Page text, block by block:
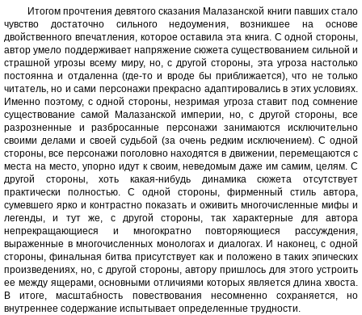
Итогом прочтения девятого сказания Малазанской книги павших стало
чувство достаточно сильного недоумения, возникшее на основе
двойственного впечатления, которое оставила эта книга. С одной стороны,
автор умело поддерживает напряжение сюжета существованием сильной и
страшной угрозы всему миру, но, с другой стороны, эта угроза настолько
постоянна и отдаленна (где-то и вроде бы приближается), что не только
читатель, но и сами персонажи прекрасно адаптировались в этих условиях.
Именно поэтому, с одной стороны, незримая угроза ставит под сомнение
существование самой Малазанской империи, но, с другой стороны, все
разрозненные и разбросанные персонажи занимаются исключительно
своими делами и своей судьбой (за очень редким исключением). С одной
стороны, все персонажи поголовно находятся в движении, перемещаются с
места на место, упорно идут к своим, неведомым даже им самим, целям. С
другой стороны, хоть какая-нибудь динамика сюжета отсутствует
практически полностью. С одной стороны, фирменный стиль автора,
сумевшего ярко и контрастно показать и оживить многочисленные мифы и
легенды, и тут же, с другой стороны, так характерные для автора
непрекращающиеся и многократно повторяющиеся рассуждения,
выраженные в многочисленных монологах и диалогах. И наконец, с одной
стороны, финальная битва присутствует как и положено в таких эпических
произведениях, но, с другой стороны, автору пришлось для этого устроить
ее между ящерами, основными отличиями которых является длина хвоста.
В итоге, масштабность повествования несомненно сохраняется, но
внутреннее содержание испытывает определенные трудности.